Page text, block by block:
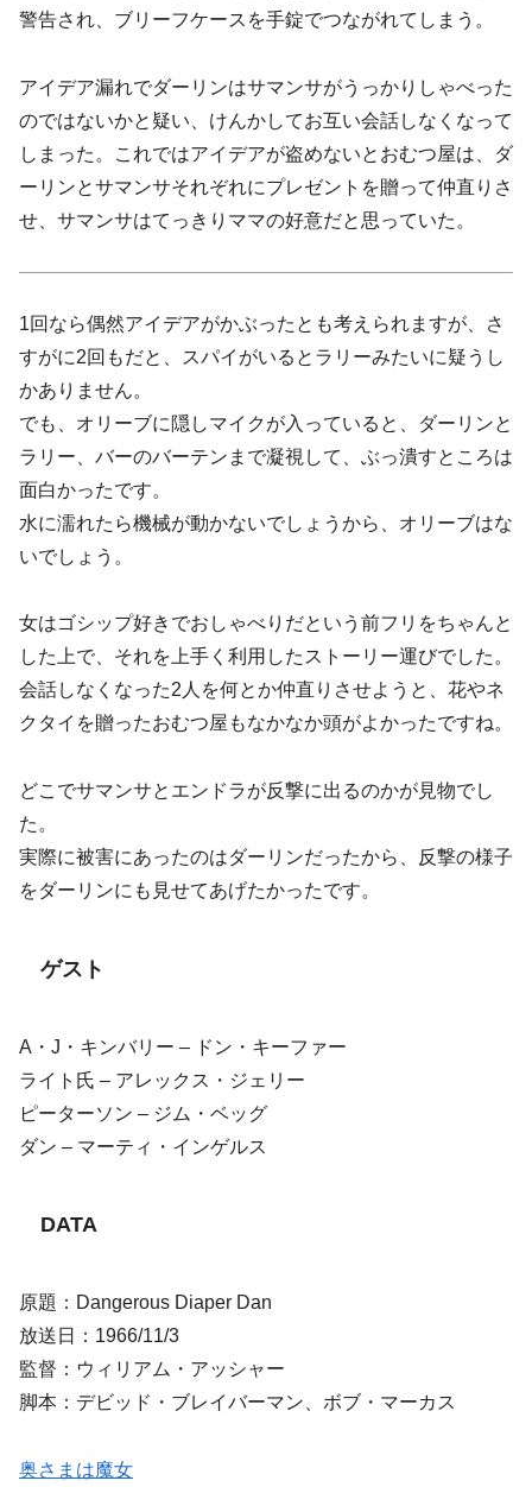
警告され、ブリーフケースを手錠でつながれてしまう。
アイデア漏れでダーリンはサマンサがうっかりしゃべった
のではないかと疑い、けんかしてお互い会話しなくなって
しまった。これではアイデアが盗めないとおむつ屋は、ダ
ーリンとサマンサそれぞれにプレゼントを贈って仲直りさ
せ、サマンサはてっきりママの好意だと思っていた。
1回なら偶然アイデアがかぶったとも考えられますが、さ
すがに2回もだと、スパイがいるとラリーみたいに疑うし
かありません。
でも、オリーブに隠しマイクが入っていると、ダーリンと
ラリー、バーのバーテンまで凝視して、ぶっ潰すところは
面白かったです。
水に濡れたら機械が動かないでしょうから、オリーブはな
いでしょう。
女はゴシップ好きでおしゃべりだという前フリをちゃんと
した上で、それを上手く利用したストーリー運びでした。
会話しなくなった2人を何とか仲直りさせようと、花やネ
クタイを贈ったおむつ屋もなかなか頭がよかったですね。
どこでサマンサとエンドラが反撃に出るのかが見物でし
た。
実際に被害にあったのはダーリンだったから、反撃の様子
をダーリンにも見せてあげたかったです。
ゲスト
A・J・キンバリー – ドン・キーファー
ライト氏 – アレックス・ジェリー
ピーターソン – ジム・ベッグ
ダン – マーティ・インゲルス
DATA
原題：Dangerous Diaper Dan
放送日：1966/11/3
監督：ウィリアム・アッシャー
脚本：デビッド・ブレイバーマン、ボブ・マーカス
奥さまは魔女